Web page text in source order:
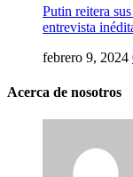
Putin reitera
entrevista
febrero 9, 2024
Acerca de nosotros